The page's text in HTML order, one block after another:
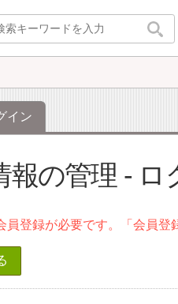
イン
報の管理 - ロ
員登録が必要です。「会員登